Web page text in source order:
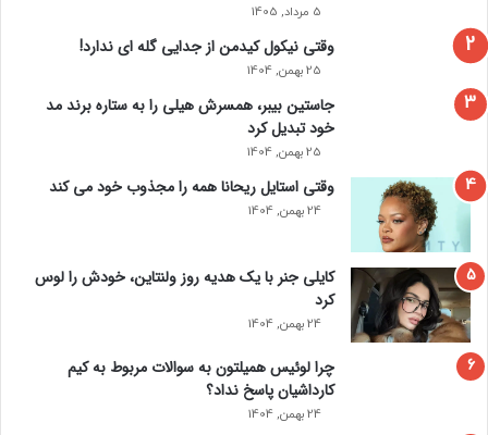
5 مرداد, 1405
وقتی نیکول کیدمن از جدایی گله ای ندارد!
25 بهمن, 1404
جاستین بیبر، همسرش هیلی را به ستاره برند مد
خود تبدیل کرد
25 بهمن, 1404
وقتی استایل ریحانا همه را مجذوب خود می‌ کند
24 بهمن, 1404
کایلی جنر با یک هدیه روز ولنتاین، خودش را لوس
کرد
24 بهمن, 1404
چرا لوئیس همیلتون به سوالات مربوط به کیم
کارداشیان پاسخ نداد؟
24 بهمن, 1404